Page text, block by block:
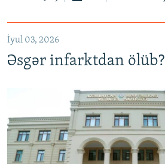
720p 1080p
İyul 03, 2026
Əsgər infarktdan ölüb?